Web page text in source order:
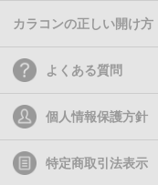
カラコンの正しい開け方
よくある質問
個人情報保護方針
特定商取引法表示